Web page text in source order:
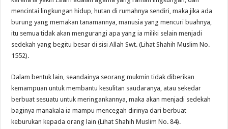
mencintai lingkungan hidup, hutan di rumahnya sendiri, maka jika ada
burung yang memakan tanamannya, manusia yang mencuri buahnya,
itu semua tidak akan mengurangi apa yang ia miliki selain menjadi
sedekah yang begitu besar di sisi Allah Swt. (Lihat Shahih Muslim No.
1552).
Dalam bentuk lain, seandainya seorang mukmin tidak diberikan
kemampuan untuk membantu kesulitan saudaranya, atau sekedar
berbuat sesuatu untuk meringankannya, maka akan menjadi sedekah
baginya manakala ia mampu mencegah dirinya dari berbuat
keburukan kepada orang lain (Lihat Shahih Muslim No. 84).